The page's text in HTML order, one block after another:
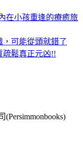
在小孩重逢的療癒旅
可能從頭就錯了
疏鬆真正元凶!!